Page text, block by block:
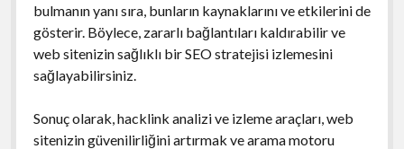
bulmanın yanı sıra, bunların kaynaklarını ve etkilerini de
gösterir. Böylece, zararlı bağlantıları kaldırabilir ve
web sitenizin sağlıklı bir SEO stratejisi izlemesini
sağlayabilirsiniz.
Sonuç olarak, hacklink analizi ve izleme araçları, web
sitenizin güvenilirliğini artırmak ve arama motoru